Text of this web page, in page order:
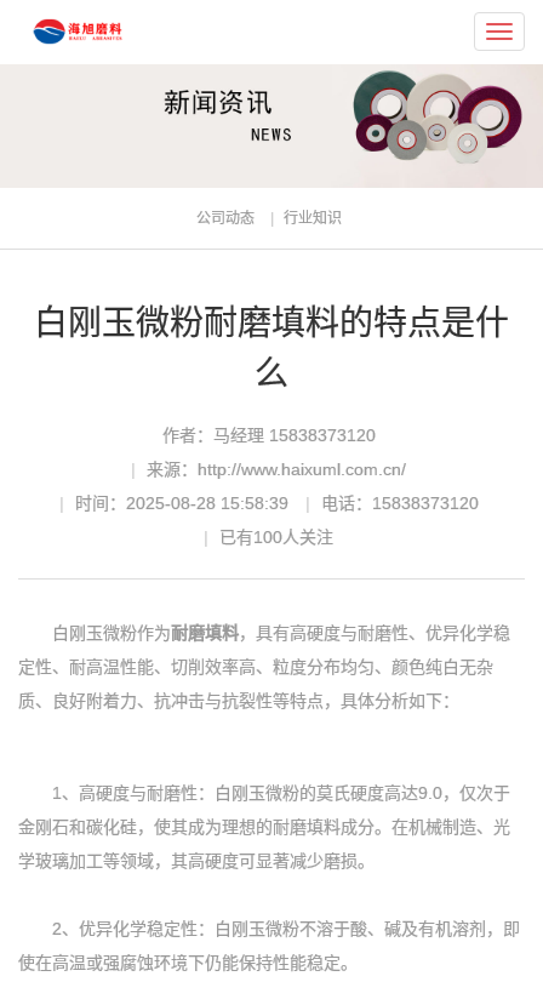
公司动态 行业知识
白刚玉微粉耐磨填料的特点是什
么
作者：马经理 15838373120
来源：http://www.haixuml.com.cn/
时间：2025-08-28 15:58:39
电话：15838373120
已有100人关注
白刚玉微粉作为耐磨填料，具有高硬度与耐磨性、优异化学稳
定性、耐高温性能、切削效率高、粒度分布均匀、颜色纯白无杂
质、良好附着力、抗冲击与抗裂性等特点，具体分析如下：
1、高硬度与耐磨性：白刚玉微粉的莫氏硬度高达9.0，仅次于
金刚石和碳化硅，使其成为理想的耐磨填料成分。在机械制造、光
学玻璃加工等领域，其高硬度可显著减少磨损。
2、优异化学稳定性：白刚玉微粉不溶于酸、碱及有机溶剂，即
使在高温或强腐蚀环境下仍能保持性能稳定。